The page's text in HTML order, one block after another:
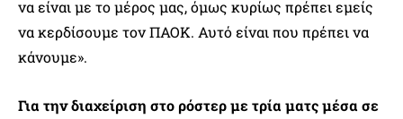
να είναι με το μέρος μας, όμως κυρίως πρέπει εμείς
να κερδίσουμε τον ΠΑΟΚ. Αυτό είναι που πρέπει να
κάνουμε».
Για την διαχείριση στο ρόστερ με τρία ματς μέσα σε